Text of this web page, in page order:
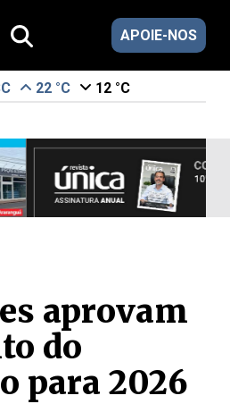
APOIE-NOS
22 °C 12 °C
aprovam
do
para 2026